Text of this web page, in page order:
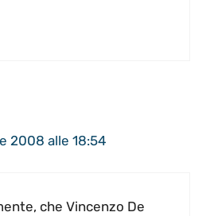
2008 alle 18:54
che Vincenzo De